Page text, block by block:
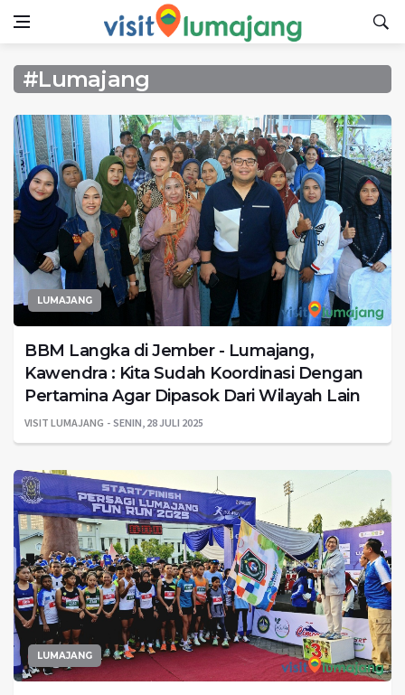
#Lumajang
LUMAJANG
BBM Langka di Jember - Lumajang,
Kawendra : Kita Sudah Koordinasi Dengan
Pertamina Agar Dipasok Dari Wilayah Lain
VISIT LUMAJANG SENIN, 28 JULI 2025
LUMAJANG